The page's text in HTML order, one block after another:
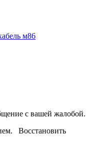
м86
с вашей жалобой.
Восстановить